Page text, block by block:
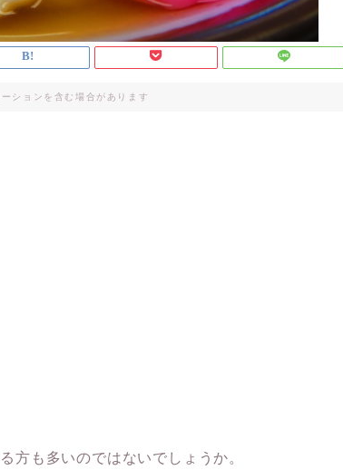
ションを含む場合があります
方も多いのではないでしょうか。